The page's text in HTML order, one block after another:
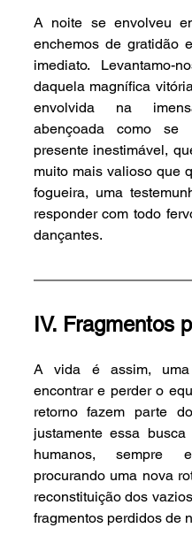
A noite se envolveu
enchemos de gratidão
imediato. Levantamo-
daquela magnífica
envolvida na
abençoada como se
presente inestimável,
muito mais valioso que
fogueira, uma
responder com todo
dançantes.
IV. Fragmentos
A vida é assim, uma
encontrar e perder o
retorno fazem parte
justamente essa
humanos, sempre
procurando uma nova
reconstituição dos
fragmentos perdidos de